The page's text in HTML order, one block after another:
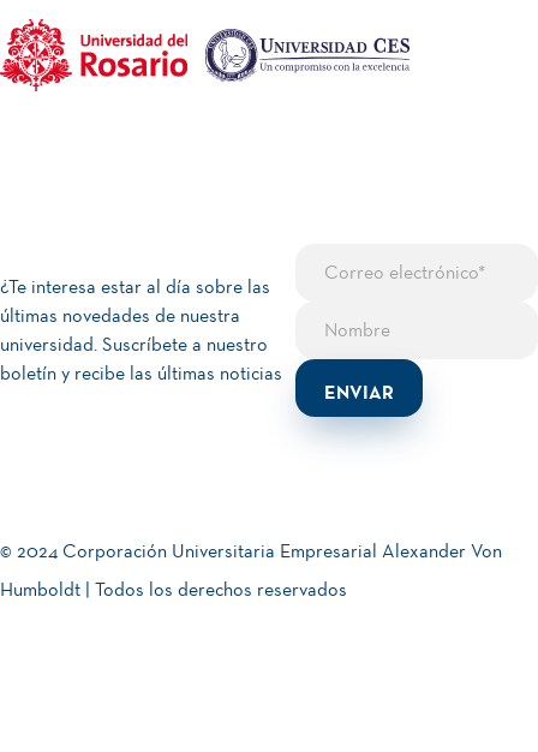
¿Te interesa estar al día sobre las
últimas novedades de nuestra
universidad. Suscríbete a nuestro
boletín y recibe las últimas noticias
© 2024 Corporación Universitaria Empresarial Alexander Von
Humboldt | Todos los derechos reservados